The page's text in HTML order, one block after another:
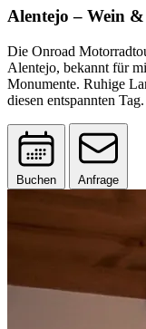
Alentejo – Wein
Die Onroad
Alentejo, bekannt für
Monumente. Ruhige
diesen entspannten Tag.
Buchen Anfrage